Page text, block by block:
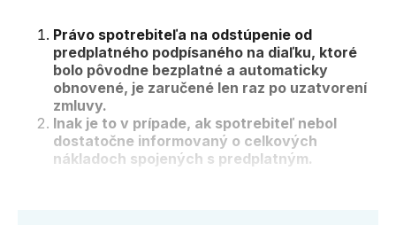
Právo spotrebiteľa na odstúpenie od
predplatného podpísaného na diaľku, ktoré
bolo pôvodne bezplatné a automaticky
obnovené, je zaručené len raz po uzatvorení
zmluvy.
Inak je to v prípade, ak spotrebiteľ nebol
dostatočne informovaný o celkových
nákladoch spojených s predplatným.